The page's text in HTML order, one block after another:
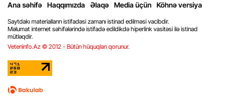
Ana səhifə Haqqımızda Əlaqə Media üçün Köhnə versiya
Saytdakı materialların istifadəsi zamanı istinad edilməsi vacibdir.
Məlumat internet səhifələrində istifadə edildikdə hiperlink vasitəsi ilə istinad
mütləqdir.
Veteninfo.Az © 2012 - Bütün hüquqları qorunur.